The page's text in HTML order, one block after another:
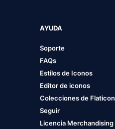
AYUDA
Soporte
FAQs
Estilos de Iconos
Editor de iconos
Colecciones de Flaticon
Seguir
Licencia Merchandising